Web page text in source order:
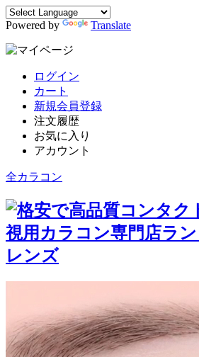
Powered by Translate
ログイン
カート
新規会員登録
注文履歴
お気に入り
アカウント
全カラコン